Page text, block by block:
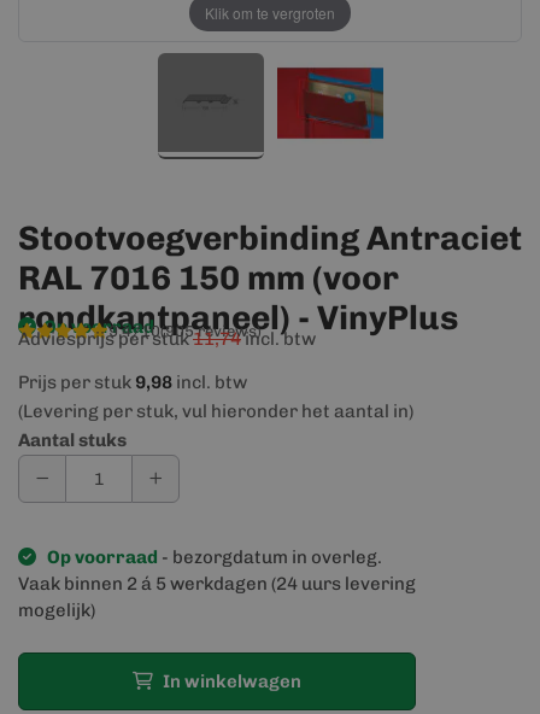
Klik om te vergroten
Stootvoegverbinding Antraciet
RAL 7016 150 mm (voor
rondkantpaneel) - VinyPlus
Op voorraad
9,4/10(905 reviews)
Adviesprijs per stuk11,74incl. btw
Prijs per stuk 9,98 incl. btw
(Levering per stuk, vul hieronder het aantal in)
Aantal stuks
Op voorraad - bezorgdatum in overleg.
Vaak binnen 2 á 5 werkdagen (24 uurs levering
mogelijk)
In winkelwagen